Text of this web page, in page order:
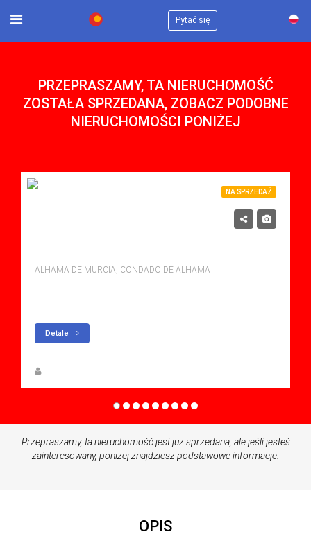
Pytać się
PRZEPRASZAMY, TA NIERUCHOMOŚĆ
ZOSTAŁA SPRZEDANA, ZOBACZ PODOBNE
NIERUCHOMOŚCI PONIŻEJ
NA SPRZEDAŻ
ALHAMA DE MURCIA, CONDADO DE ALHAMA
Detale
Przepraszamy, ta nieruchomość jest już sprzedana, ale jeśli jesteś
zainteresowany, poniżej znajdziesz podstawowe informacje.
OPIS